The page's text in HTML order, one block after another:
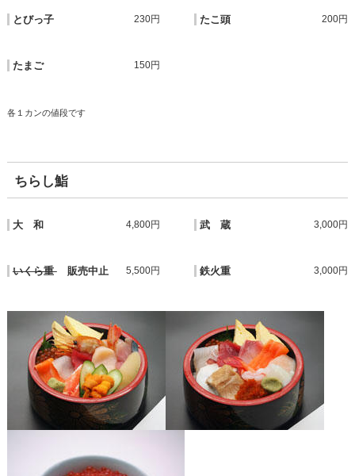
とびっ子 230円 たこ頭 200円
たまご 150円
各１カンの値段です
ちらし鮨
大 和 4,800円 武 蔵 3,000円
いくら重販売中止 5,500円 鉄火重 3,000円